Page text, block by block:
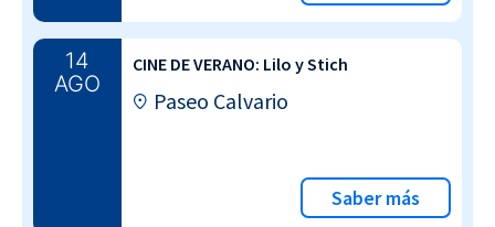
14
AGO
CINE DE VERANO: Lilo y Stich
Paseo Calvario
Saber más